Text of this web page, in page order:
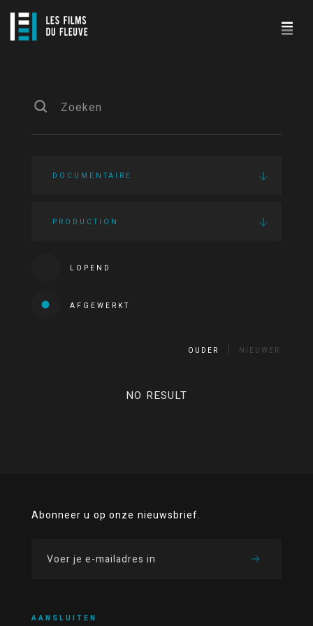
DOCUMENTAIRE
PRODUCTION
LOPEND
AFGEWERKT
OUDER NIEUWER
NO RESULT
Abonneer u op onze nieuwsbrief.
AANSLUITEN